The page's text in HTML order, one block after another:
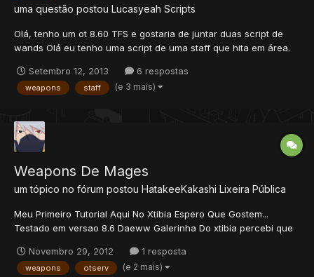
uma questão postou Lucasyeah Scripts
Olá, tenho um ot 8.60 TFS e gostaria de juntar duas script de
wands Olá eu tenho uma script de uma staff que hita em área.
varios elementos. Gelo, Earth, Fogo, Physical, Poison (cada hit
um elemento diferente, igual a segunda script que po...
Setembro 12, 2013 6 respostas
weapons staff (e 3 mais)
Weapons De Mages
um tópico no fórum postou HatakeeKakashi Lixeira Pública
Meu Primeiro Tutorial Aqui No Xtibia Espero Que Gostem...
Testado em versao 8.6 Daeww Galerinha Do xtibia percebi que
resolvi posta aqui uma pra voces porem um pouco
diferente,quero trazer pra ca novidade espero que gostem nao
Novembro 29, 2012 1 resposta
weapons otserv (e 2 mais)